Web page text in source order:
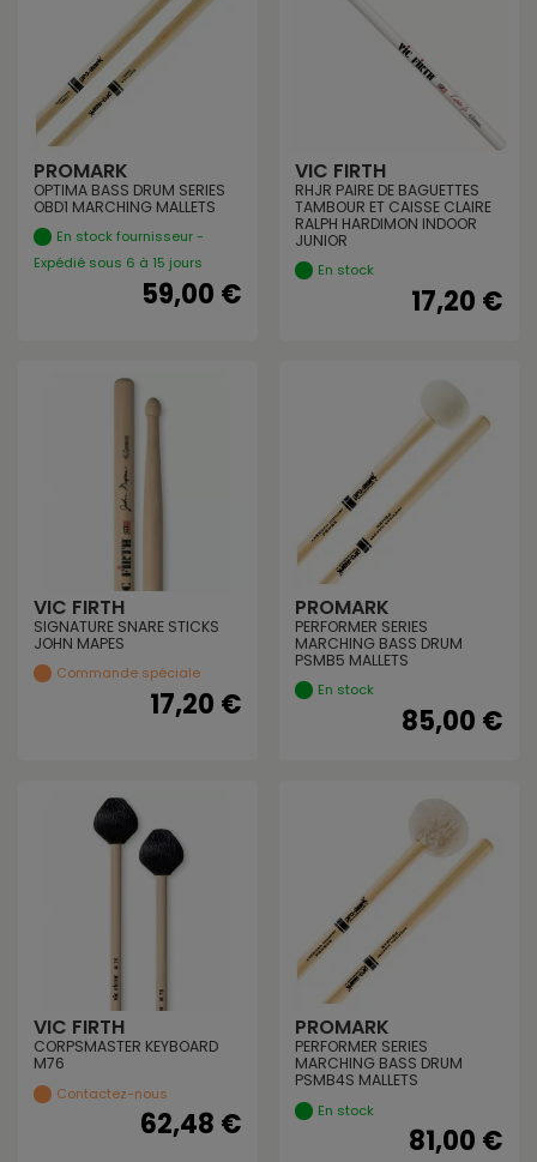
PROMARK
OPTIMA BASS DRUM SERIES
OBD1 MARCHING MALLETS
En stock fournisseur -
Expédié sous 6 à 15 jours
59,00 €
VIC FIRTH
RHJR PAIRE DE BAGUETTES
TAMBOUR ET CAISSE CLAIRE
RALPH HARDIMON INDOOR
JUNIOR
En stock
17,20 €
VIC FIRTH
SIGNATURE SNARE STICKS
JOHN MAPES
Commande spéciale
17,20 €
PROMARK
PERFORMER SERIES
MARCHING BASS DRUM
PSMB5 MALLETS
En stock
85,00 €
VIC FIRTH
CORPSMASTER KEYBOARD
M76
Contactez-nous
62,48 €
PROMARK
PERFORMER SERIES
MARCHING BASS DRUM
PSMB4S MALLETS
En stock
81,00 €